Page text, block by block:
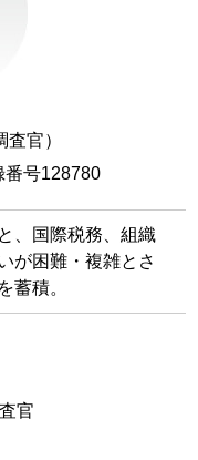
官）
番号128780
、国際税務、組織
が困難・複雑とさ
蓄積。
官